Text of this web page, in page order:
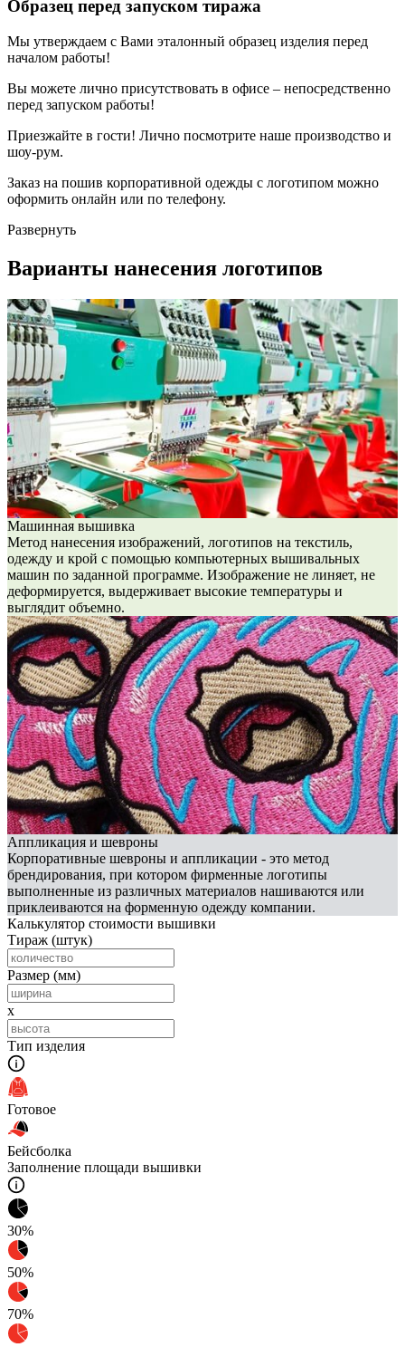
Образец перед запуском тиража
Мы утверждаем с Вами эталонный образец изделия перед
началом работы!
Вы можете лично присутствовать в офисе – непосредственно
перед запуском работы!
Приезжайте в гости! Лично посмотрите наше производство и
шоу-рум.
Заказ на пошив корпоративной одежды с логотипом можно
оформить онлайн или по телефону.
Развернуть
Варианты нанесения логотипов
Машинная вышивка
Метод нанесения изображений, логотипов на текстиль,
одежду и крой с помощью компьютерных вышивальных
машин по заданной программе. Изображение не линяет, не
деформируется, выдерживает высокие температуры и
выглядит объемно.
Аппликация и шевроны
Корпоративные шевроны и аппликации - это метод
брендирования, при котором фирменные логотипы
выполненные из различных материалов нашиваются или
приклеиваются на форменную одежду компании.
Калькулятор стоимости вышивки
Тираж (штук)
Размер (мм)
x
Тип изделия
Готовое
Бейсболка
Заполнение площади вышивки
30%
50%
70%